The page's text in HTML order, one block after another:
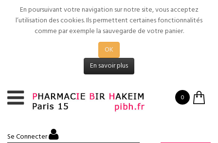
En poursuivant votre navigation sur notre site, vous acceptez
l’utilisation des cookies. Ils permettent certaines fonctionnalités
comme par exemple la sauvegarde de votre panier.
OK
En savoir plus
0
Se Connecter